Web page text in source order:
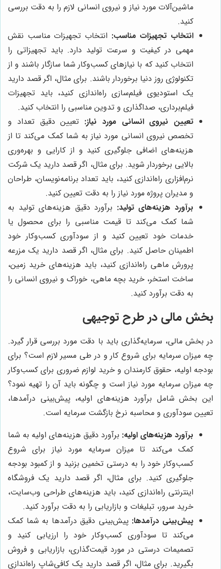
ماشین‌آلات مورد نیاز و نیروی انسانی لازم را به دقت بررسی
کنید.
انتخاب تجهیزات مناسب: انتخاب تجهیزات مناسب نقش
مهمی در کیفیت و سرعت تولید دارد. باید تجهیزاتی را
انتخاب کنید که با نیازهای کسب‌وکار شما سازگار باشند و از
تکنولوژی روز دنیا برخوردار باشند. برای مثال، اگر قصد دارید
یک استودیوی فیلم‌سازی راه‌اندازی کنید، باید تجهیزات
فیلم‌برداری، صداگذاری و تدوین مناسبی را انتخاب کنید.
تعیین نیروی انسانی مورد نیاز: تعیین دقیق تعداد و
تخصص نیروی انسانی مورد نیاز به شما کمک می‌کند تا از
هزینه‌های اضافی جلوگیری کنید و از کارایی و بهره‌وری
بالایی برخوردار شوید. برای مثال، اگر قصد دارید یک شرکت
نرم‌افزاری راه‌اندازی کنید، باید تعداد برنامه‌نویسان، طراحان
و مدیران پروژه مورد نیاز را به دقت تعیین کنید.
برآورد هزینه‌های تولید: برآورد دقیق هزینه‌های تولید به
شما کمک می‌کند تا قیمت مناسبی را برای محصول یا
خدمات خود تعیین کنید و از سودآوری کسب‌وکار خود
اطمینان حاصل کنید. برای مثال، اگر قصد دارید یک مزرعه
پرورش ماهی راه‌اندازی کنید، باید هزینه‌های خرید زمین،
ساخت استخر، خرید بچه ماهی، خوراک و نیروی انسانی را
به دقت برآورد کنید.
بخش مالی در طرح توجیهی
در بخش مالی، سرمایه‌گذاری باید با دقت مورد بررسی قرار گیرد.
چه میزان سرمایه برای شروع کار و در طی مسیر لازم است؟ برای
بودجه اولیه، حقوق کارمندان و خرید لوازم ضروری برای کسب‌وکار
چه میزان سرمایه مورد نیاز است و چگونه باید آن را تهیه نمود؟
این بخش شامل برآورد هزینه‌های اولیه، پیش‌بینی درآمدها،
تعیین سودآوری و محاسبه نرخ بازگشت سرمایه است.
برآورد هزینه‌های اولیه: برآورد دقیق هزینه‌های اولیه به شما
کمک می‌کند تا میزان سرمایه مورد نیاز برای شروع
کسب‌وکار خود را به درستی تخمین بزنید و از کمبود بودجه
جلوگیری کنید. برای مثال، اگر قصد دارید یک فروشگاه
اینترنتی راه‌اندازی کنید، باید هزینه‌های طراحی وب‌سایت،
خرید سرور، تبلیغات و بازاریابی را به دقت برآورد کنید.
پیش‌بینی درآمدها: پیش‌بینی دقیق درآمدها به شما کمک
می‌کند تا سودآوری کسب‌وکار خود را ارزیابی کنید و
تصمیمات درستی در مورد قیمت‌گذاری، بازاریابی و فروش
بگیرید. برای مثال، اگر قصد دارید یک کافی‌شاپ راه‌اندازی